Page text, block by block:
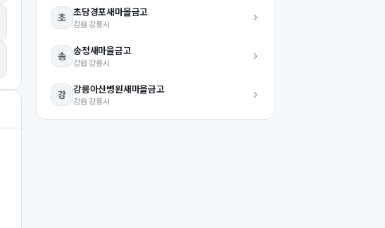
초 초당경포새마을금고
강원 강릉시
송 송정새마을금고
강원 강릉시
강 강릉아산병원새마을금고
강원 강릉시